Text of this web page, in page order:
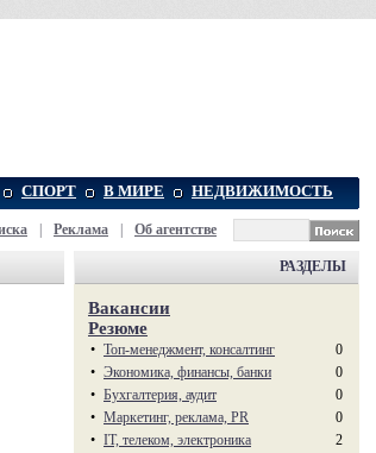
СПОРТ В МИРЕ НЕДВИЖИМОСТЬ
Реклама Об агентстве
РАЗДЕЛЫ
Вакансии
Резюме
• Топ-менеджмент, консалтинг
0
• Экономика, финансы, банки
0
• Бухгалтерия, аудит
0
• Маркетинг, реклама, PR
0
• IT, телеком, электроника
2